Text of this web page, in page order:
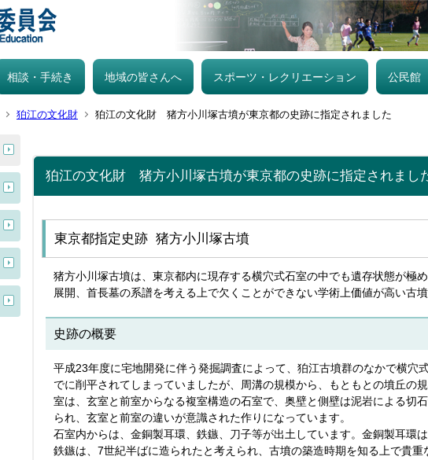
相談・手続き 地域の皆さんへ スポーツ・レクリエーション 公民館
狛江の文化財 狛江の文化財 猪方小川塚古墳が東京都の史跡に指定されました
狛江の文化財 猪方小川塚古墳が東京都の史跡に指定されまし
東京都指定史跡 猪方小川塚古墳
猪方小川塚古墳は、東京都内に現存する横穴式石室の中でも遺存状態が極
展開、首長墓の系譜を考える上で欠くことができない学術上価値が高い古
史跡の概要
平成23年度に宅地開発に伴う発掘調査によって、狛江古墳群のなかで横
でに削平されてしまっていましたが、周溝の規模から、もともとの墳丘
室は、玄室と前室からなる複室構造の石室で、奥壁と側壁は泥岩による切
られ、玄室と前室の違いが意識された作りになっています。
石室内からは、金銅製耳環、鉄鏃、刀子等が出土しています。金銅製耳環
鉄鏃は、7世紀半ばに造られたと考えられ、古墳の築造時期を知る上で貴